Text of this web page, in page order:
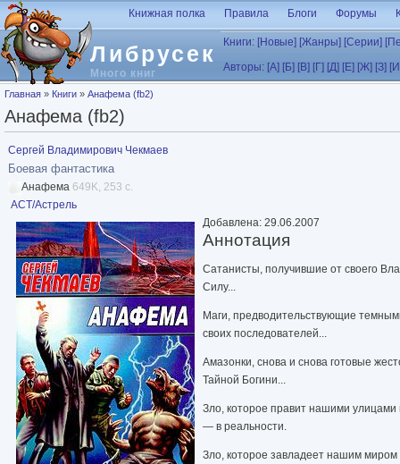
Перейти к основному содержанию
Либрусек
Много книг
Книжная полка Правила Блоги Форумы
Книги: [Новые] [Жанры] [Серии]
Авторы: [А] [Б] [В] [Г] [Д] [Е] [Ж] [З]
Вы здесь
Главная » Книги » Анафема (fb2)
Анафема (fb2)
Сергей Владимирович Чекмаев
Боевая фантастика
Анафема 649K, 253 с.
АСТ/Астрель
Добавлена: 29.06.2007
Аннотация
Сатанисты, получившие от своего
Силу...
Маги, предводительствующие
своих последователей...
Амазонки, снова и снова готовые
Тайной Богини...
Зло, которое правит нашими улицами
— в реальности.
Зло, которое завладеет нашим